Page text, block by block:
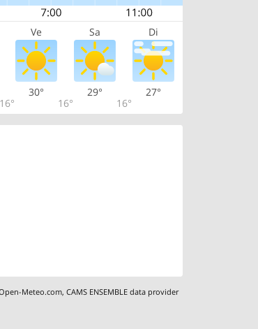
Ve Sa Di
16°
30°
16°
29°
16°
27°
Meteo.com,CAMS ENSEMBLE data provider